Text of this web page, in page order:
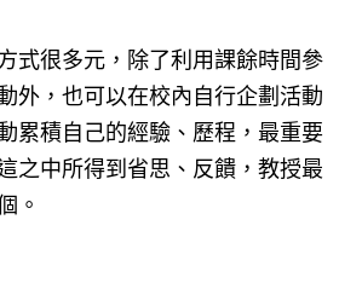
式很多元，除了利用課餘時間參
外，也可以在校內自行企劃活動
累積自己的經驗、歷程，最重要
之中所得到省思、反饋，教授最
。